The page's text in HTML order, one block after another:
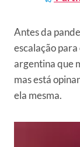
Antes da
escalação para
argentina que
mas está
ela mesma.